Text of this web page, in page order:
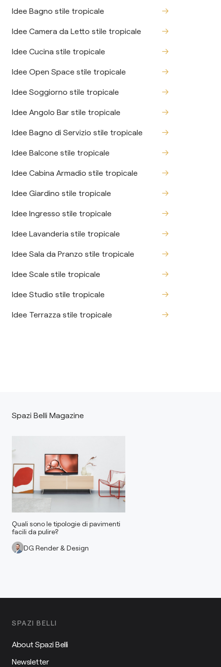
Idee Bagno stile tropicale
Idee Camera da Letto stile tropicale
Idee Cucina stile tropicale
Idee Open Space stile tropicale
Idee Soggiorno stile tropicale
Idee Angolo Bar stile tropicale
Idee Bagno di Servizio stile tropicale
Idee Balcone stile tropicale
Idee Cabina Armadio stile tropicale
Idee Giardino stile tropicale
Idee Ingresso stile tropicale
Idee Lavanderia stile tropicale
Idee Sala da Pranzo stile tropicale
Idee Scale stile tropicale
Idee Studio stile tropicale
Idee Terrazza stile tropicale
Spazi Belli Magazine
Quali sono le tipologie di pavimenti
facili da pulire?
DG Render & Design
SPAZI BELLI
About Spazi Belli
Newsletter